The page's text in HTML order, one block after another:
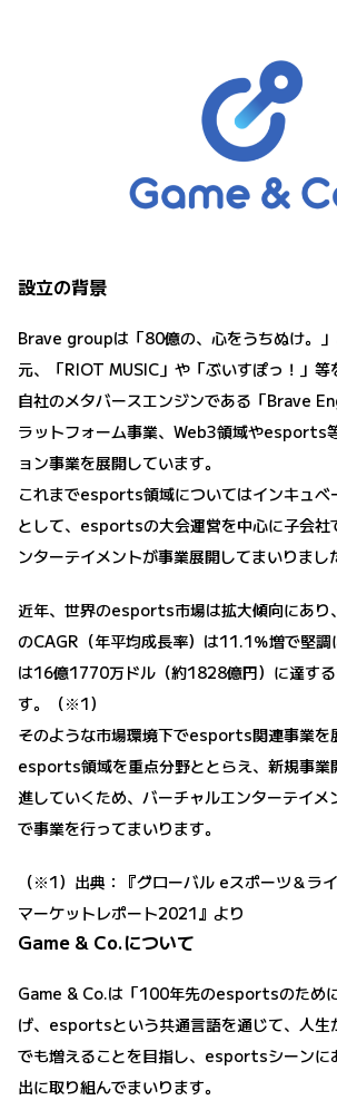
設立の背景
Brave groupは「80億の、心をうちぬけ。
元、「RIOT MUSIC」や「ぶいすぽっ！」等
自社のメタバースエンジンである「Brave
ラットフォーム事業、Web3領域やesports
ョン事業を展開しています。
これまでesports領域についてはインキュベ
として、esportsの大会運営を中心に子会社
ンターテイメントが事業展開してまいりまし
近年、世界のesports市場は拡大傾向にあ
のCAGR（年平均成長率）は11.1％増で堅
は16億1770万ドル（約1828億円）に達す
す。（※1）
そのような市場環境下でesports関連事業を
esports領域を重点分野ととらえ、新規事業
進していくため、バーチャルエンターテイメ
で事業を行ってまいります。
（※1）出典：『グローバル eスポーツ＆ラ
マーケットレポート2021』より
Game & Co.について
Game & Co.は「100年先のesportsのため
げ、esportsという共通言語を通じて、人生
でも増えることを目指し、esportsシーンに
出に取り組んでまいります。